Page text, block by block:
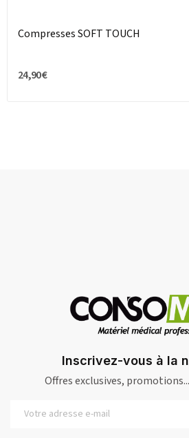
Compresses SOFT TOUCH
24,90 €
Inscrivez-vous à la
Offres exclusives,